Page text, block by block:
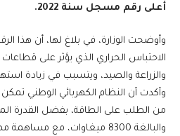
أعلى رقم مسجل سنة 2022
.
وأوضحت الوزارة، في بلاغ لها، أن هذا
الاحتباس الحراري الذي يؤثر على
والزراعة والصيد، ويتسبب في زيادة
وأكدت أن النظام الكهربائي الوطني
من الطلب على الطاقة، بفضل القدرة
والبالغة 8300 ميغاوات، مع